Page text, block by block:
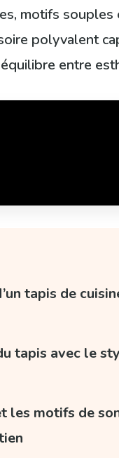
motifs
polyvalent
entre
tapis de
tapis avec le
les motifs de